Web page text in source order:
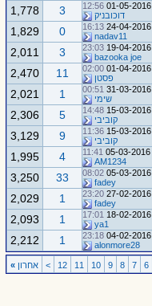
01-05-2016
12:56
דוכובניק
3
1,778
24-04-2016
16:13
nadav11
0
1,829
19-04-2016
23:03
bazooka joe
3
2,011
01-04-2016
02:00
פסטן
11
2,470
31-03-2016
00:51
שימי
1
2,021
15-03-2016
14:48
קוביבי
5
2,306
15-03-2016
11:36
קוביבי
9
3,129
05-03-2016
11:41
AM1234
4
1,995
05-03-2016
08:02
fadey
33
3,250
27-02-2016
23:20
fadey
1
2,029
18-02-2016
17:01
ya1
1
2,093
04-02-2016
23:18
alonmore28
1
2,212
6
7
8
9
10
11
12
> אחרון »